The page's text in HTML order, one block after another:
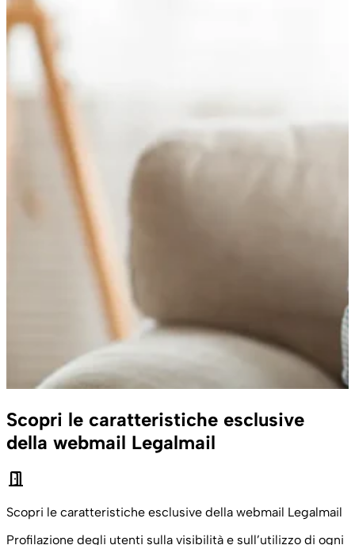
Scopri le caratteristiche esclusive
della webmail Legalmail
door_open
Scopri le caratteristiche esclusive della webmail Legalmail
Profilazione degli utenti sulla visibilità e sull’utilizzo di ogni